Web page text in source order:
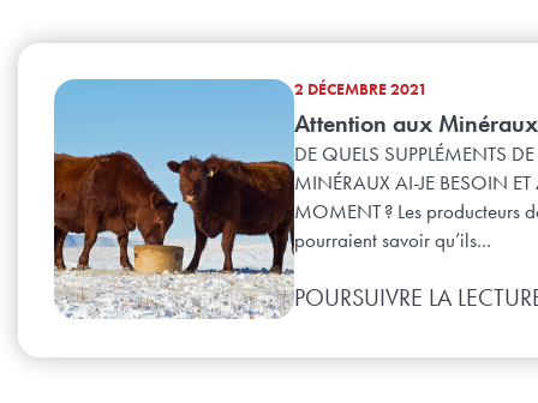
2 DÉCEMBRE 2021
Attention aux Minéraux
DE QUELS SUPPLÉMENTS DE
MINÉRAUX AI-JE BESOIN ET
MOMENT ? Les producteurs
pourraient savoir qu’ils...
POURSUIVRE LA